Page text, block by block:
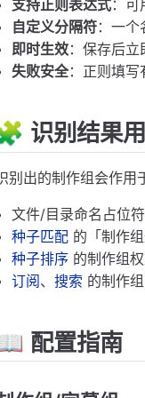
支持正则表达式：
自定义分隔符：一
即时生效：保存后
失败安全：正则填写
识别结果
别出的制作组会作用
文件/目录命名占位符
种子匹配 的「制作组
种子排序 的制作组
订阅、搜索 的制作
配置指南